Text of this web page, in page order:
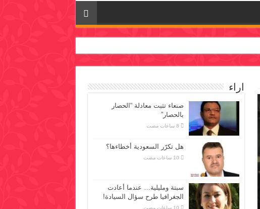
اراء
صنعاء تثبت معادلة “الحصار
بالحصار”
هل تكرّر السعودية أخطاءها؟
سبتة ومليلية… عندما أعادت
الجغرافيا طرح سؤال السيادة!